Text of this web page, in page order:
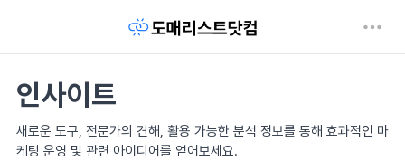
인사이트
새로운 도구, 전문가의 견해, 활용 가능한 분석 정보를 통해 효과적인 마
케팅 운영 및 관련 아이디어를 얻어보세요.